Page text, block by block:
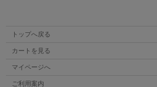
トップへ戻る
カートを見る
マイページへ
ご利用案内